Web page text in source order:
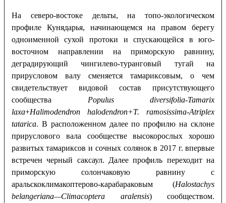
На северо-востоке дельты, на топо-экологическом
профиле Кунядарья, начинающемся на правом берегу
одноименной сухой протоки и спускающейся в юго-
восточном направлении на приморскую равнину,
деградирующий чингилево-туранговый тугай на
прирусловом валу сменяется тамариксовым, о чем
свидетельствует видовой состав присутствующего
сообщества Populus diversifolia-Tamarix
laxa+Halimodendron halodendron+T. ramosissima-Atriplex
tatarica. В расположенном далее по профилю на склоне
прируслового вала сообществе высокорослых хорошо
развитых тамариксов и сочных солянок в 2017 г. впервые
встречен черный саксаул. Далее профиль переходит на
приморскую солончаковую равнину с
аральскоклимакоптерово-карабараковым (Halostachys
belangeriana—Climacoptera aralensis) сообществом.